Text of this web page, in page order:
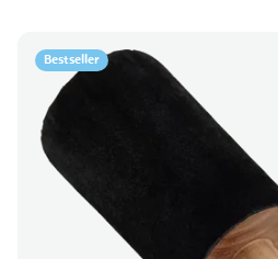
Bestseller